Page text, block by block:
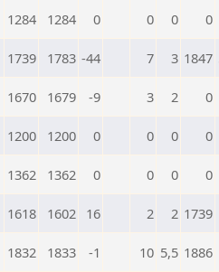
1284 1284 0 0 0 0
1739 1783 -44 7 3 1847
1670 1679 -9 3 2 0
1200 1200 0 0 0 0
1362 1362 0 0 0 0
1618 1602 16 2 2 1739
1832 1833 -1 10 5,5 1886